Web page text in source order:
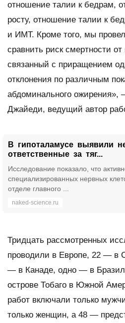
отношение талии к бедрам,
росту, отношение талии к
и ИМТ. Кроме того, мы
сравнить риск смертности
связанный с приращением
отклонения по различным
абдоминального ожирения»,
Джайеди, ведущий автор
В гипоталамусе выявили
ответственные за тяг...
Исследование показало, что
cпециализированных нервных
отделе главного ...
naked-science.ru
Тридцать рассмотренных
проводили в Европе, 22 —
— в Канаде, одно — в
острове Тобаго в Южной
работ включали только
только женщин, а 48 —